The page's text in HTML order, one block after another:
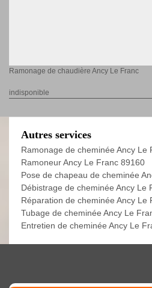
Ramonage de chaudière Ancy Le Franc
indisponible
Autres services
Ramonage de cheminée Ancy Le
Ramoneur Ancy Le Franc 89160
Pose de chapeau de cheminée
Débistrage de cheminée Ancy Le
Réparation de cheminée Ancy Le
Tubage de cheminée Ancy Le
Entretien de cheminée Ancy Le